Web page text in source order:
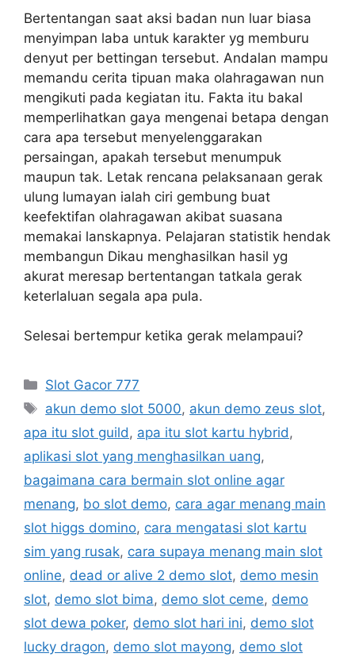
Bertentangan saat aksi badan nun luar biasa
menyimpan laba untuk karakter yg memburu
denyut per bettingan tersebut. Andalan mampu
memandu cerita tipuan maka olahragawan nun
mengikuti pada kegiatan itu. Fakta itu bakal
memperlihatkan gaya mengenai betapa dengan
cara apa tersebut menyelenggarakan
persaingan, apakah tersebut menumpuk
maupun tak. Letak rencana pelaksanaan gerak
ulung lumayan ialah ciri gembung buat
keefektifan olahragawan akibat suasana
memakai lanskapnya. Pelajaran statistik hendak
membangun Dikau menghasilkan hasil yg
akurat meresap bertentangan tatkala gerak
keterlaluan segala apa pula.
Selesai bertempur ketika gerak melampaui?
Categories
Slot Gacor 777
Tags
akun demo slot 5000, akun demo zeus slot,
apa itu slot guild, apa itu slot kartu hybrid,
aplikasi slot yang menghasilkan uang,
bagaimana cara bermain slot online agar
menang, bo slot demo, cara agar menang main
slot higgs domino, cara mengatasi slot kartu
sim yang rusak, cara supaya menang main slot
online, dead or alive 2 demo slot, demo mesin
slot, demo slot bima, demo slot ceme, demo
slot dewa poker, demo slot hari ini, demo slot
lucky dragon, demo slot mayong, demo slot